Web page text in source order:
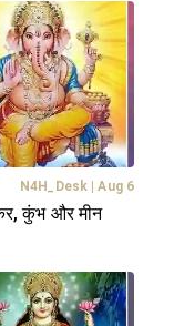
N4H_Desk Aug 6
कुंभ और मीन